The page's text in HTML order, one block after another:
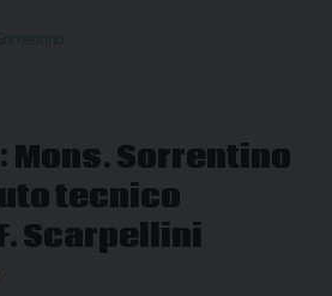
Sorrentino
Sorrentino
tecnico
Scarpellini